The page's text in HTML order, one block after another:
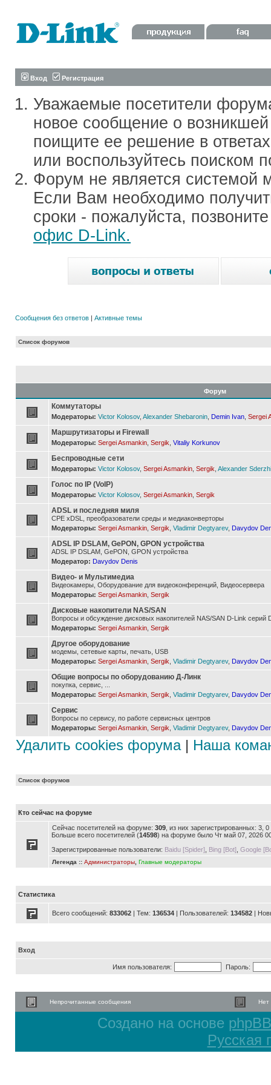
Вход Регистрация
Уважаемые посетители
новое сообщение о
поищите ее решение в
или воспользуйтесь поиском
Форум не является системой
Если Вам необходимо
сроки - пожалуйста,
офис D-Link.
Сообщения без ответов | Активные темы
Список форумов
Форум
Коммутаторы
Модераторы: Victor Kolosov, Alexander Shebaronin Demin Ivan Sergei
Маршрутизаторы и Firewall
Модераторы: Sergei Asmankin Sergik Vitaliy Korkunov
Беспроводные сети
Модераторы: Victor Kolosov, Sergei Asmankin Sergik Alexander
Голос по IP (VoIP)
Модераторы: Victor Kolosov, Sergei Asmankin Sergik
ADSL и последняя миля
CPE xDSL, преобразователи среды и медиаконверторы
Модераторы: Sergei Asmankin Sergik Vladimir Degtyarev, Davydov
ADSL IP DSLAM, GePON, GPON устройства
ADSL IP DSLAM, GePON, GPON устройства
Модератор: Davydov Denis
Видео- и Мультимедиа
Видеокамеры, Оборудование для видеоконференций, Видеосервера
Модераторы: Sergei Asmankin Sergik
Дисковые накопители NAS/SAN
Вопросы и обсуждение дисковых накопителей NAS/SAN D-Link серий
Модераторы: Sergei Asmankin Sergik
Другое оборудование
модемы, сетевые карты, печать, USB
Модераторы: Sergei Asmankin Sergik Vladimir Degtyarev, Davydov
Общие вопросы по оборудованию Д-Линк
покупка, сервис, ...
Модераторы: Sergei Asmankin Sergik Vladimir Degtyarev, Davydov
Сервис
Вопросы по сервису, по работе сервисных центров
Модераторы: Sergei Asmankin Sergik Vladimir Degtyarev, Davydov
Удалить cookies форума| Наша
Список форумов
Кто сейчас на форуме
Сейчас посетителей на форуме: 309 , из них зарегистрированных: 3,
Больше всего посетителей (14598) на форуме было Чт май 07, 2026
Зарегистрированные пользователи: Baidu [Spider] Bing [Bot] Google
Легенда :: Администраторы Главные модераторы
Статистика
Всего сообщений: 833062 | Тем: 136534 | Пользователей: 134582 |
Вход
Имя пользователя: Пароль:
Непрочитанные сообщения Нет
Создано на основе phpBB
Русская